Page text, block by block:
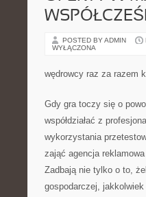
POSTED BY ADMIN
WYŁĄCZONA
wędrowcy raz za razem
Gdy gra toczy się o
współdziałać z
wykorzystania
zająć agencja
Zadbają nie tylko o to,
gospodarczej,